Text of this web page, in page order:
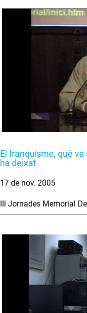
El franquisme, què
ha deixat
17 de nov. 2005
III Jornades Memorial